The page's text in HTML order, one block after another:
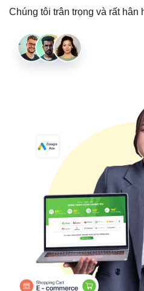
Chúng tôi trân trọng và rất hân